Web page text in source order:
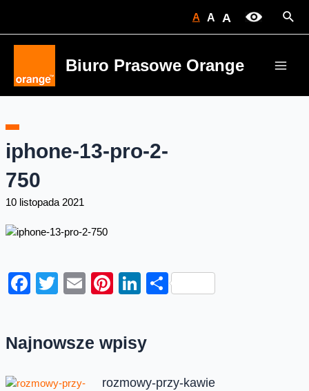
A A A
Biuro Prasowe Orange
iphone-13-pro-2-
750
10 listopada 2021
Facebook
Twitter
EmailPinterest
LinkedIn
Share
Najnowsze wpisy
rozmowy-przy-kawie